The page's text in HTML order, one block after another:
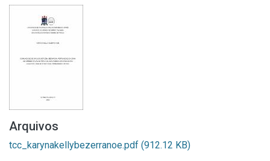
Arquivos
tcc_karynakellybezerranoe.pdf (912.12 KB)